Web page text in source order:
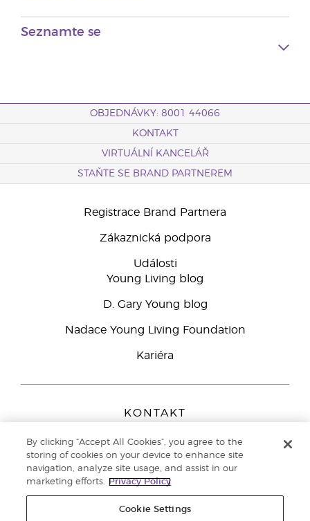
Seznamte se
OBJEDNÁVKY: 8001 44066
KONTAKT
VIRTUÁLNÍ KANCELÁŘ
STAŇTE SE BRAND PARTNEREM
Registrace Brand Partnera
Zákaznická podpora
Události
Young Living blog
D. Gary Young blog
Nadace Young Living Foundation
Kariéra
KONTAKT
Peizerweg 97
9727 AJ Groningen
Netherlands
Zákaznická podpora800 144 066
By clicking “Accept All Cookies”, you agree to the
storing of cookies on your device to enhance site
navigation, analyze site usage, and assist in our
marketing efforts.
Privacy Policy
Cookie Settings